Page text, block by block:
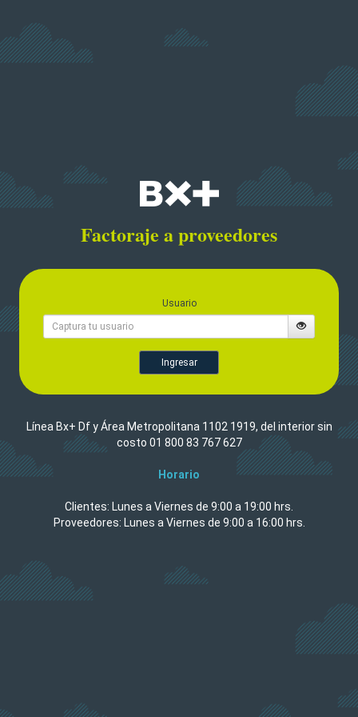
Factoraje a proveedores
Usuario
Línea Bx+ Df y Área Metropolitana 1102 1919, del interior sin
costo 01 800 83 767 627
Horario
Clientes: Lunes a Viernes de 9:00 a 19:00 hrs.
Proveedores: Lunes a Viernes de 9:00 a 16:00 hrs.